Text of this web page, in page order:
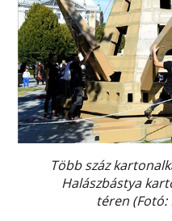
Több száz
Halászbástya
téren (Fotó: